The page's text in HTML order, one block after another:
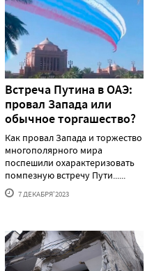
Встреча Путина в ОАЭ:
провал Запада или
обычное торгашество?
Как провал Запада и торжество
многополярного мира
поспешили охарактеризовать
помпезную встречу Пути......
7 ДЕКАБРЯ'2023